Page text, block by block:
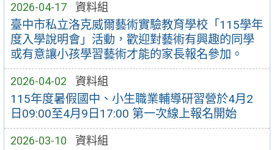
2026-04-17 資料組
臺中市私立洛克威爾藝術實驗教育學校「115學年
度入學說明會」活動，歡迎對藝術有興趣的同學
或有意讓小孩學習藝術才能的家長報名參加。
2026-04-02 資料組
115年度暑假國中、小生職業輔導研習營於4月2
日09:00至4月9日17:00 第一次線上報名開始
2026-03-10 資料組